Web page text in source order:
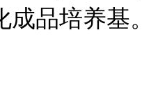
品培养基。